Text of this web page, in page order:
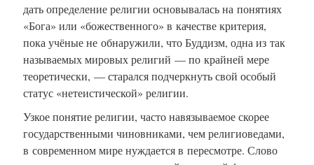
дать определение религии основывалась на понятиях
«Бога» или «божественного» в качестве критерия,
пока учёные не обнаружили, что Буддизм, одна из так
называемых мировых религий — по крайней мере
теоретически, — старался подчеркнуть свой особый
статус «нетеистической» религии.
Узкое понятие религии, часто навязываемое скорее
государственными чиновниками, чем религиоведами,
в современном мире нуждается в пересмотре. Слово